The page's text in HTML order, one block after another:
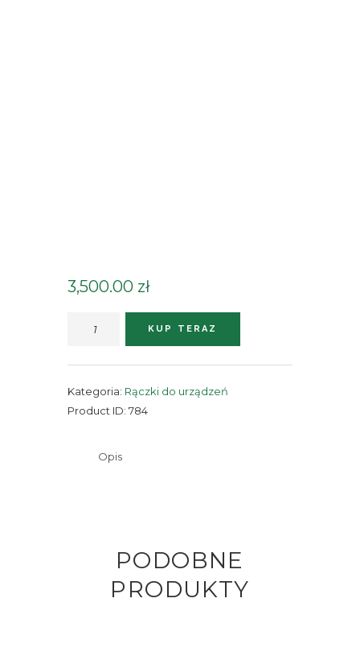
3,500.00 zł
typu
S
KUP TERAZ
Kategoria: Rączki do urządzeń
Product ID: 784
Opis
PODOBNE
PRODUKTY